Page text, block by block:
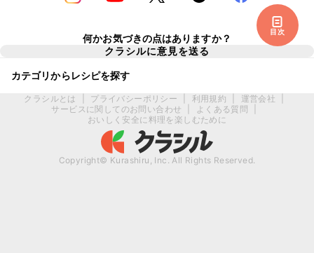
目次
何かお気づきの点はありますか？
クラシルに意見を送る
カテゴリからレシピを探す
クラシルとは プライバシーポリシー 利用規約 運営会社
サービスに関してのお問い合わせ
よくある質問
おいしく安全に料理を楽しむために
Copyright© Kurashiru, Inc. All Rights Reserved.